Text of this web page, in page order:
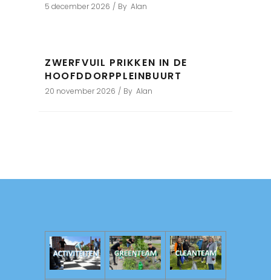
5 december 2026 By Alan
ZWERFVUIL PRIKKEN IN DE
HOOFDDORPPLEINBUURT
20 november 2026 By Alan